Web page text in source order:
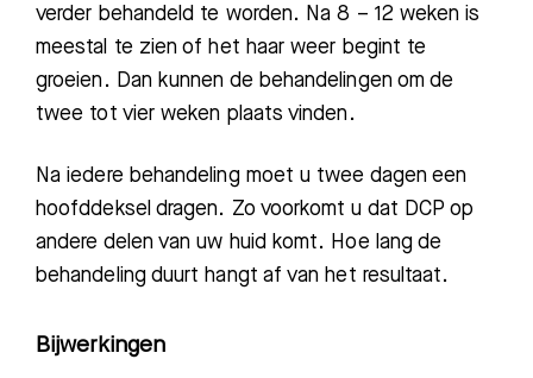
verder behandeld te worden. Na 8 – 12 weken is
meestal te zien of het haar weer begint te
groeien. Dan kunnen de behandelingen om de
twee tot vier weken plaats vinden.
Na iedere behandeling moet u twee dagen een
hoofddeksel dragen. Zo voorkomt u dat DCP op
andere delen van uw huid komt. Hoe lang de
behandeling duurt hangt af van het resultaat.
Bijwerkingen